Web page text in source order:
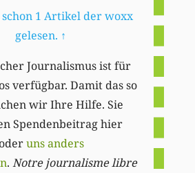
schon 1 Artikel der woxx
gelesen. ↑
Journalismus ist für
verfügbar. Damit das so
wir Ihre Hilfe. Sie
Spendenbeitrag hier
uns anders
. Notre journalisme libre